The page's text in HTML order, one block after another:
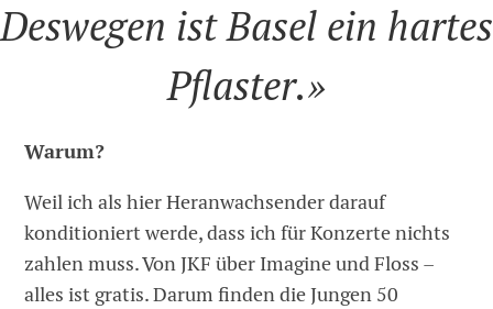
Deswegen ist Basel ein hartes
Pflaster.»
Warum?
Weil ich als hier Heranwachsender darauf
konditioniert werde, dass ich für Konzerte nichts
zahlen muss. Von JKF über Imagine und Floss –
alles ist gratis. Darum finden die Jungen 50